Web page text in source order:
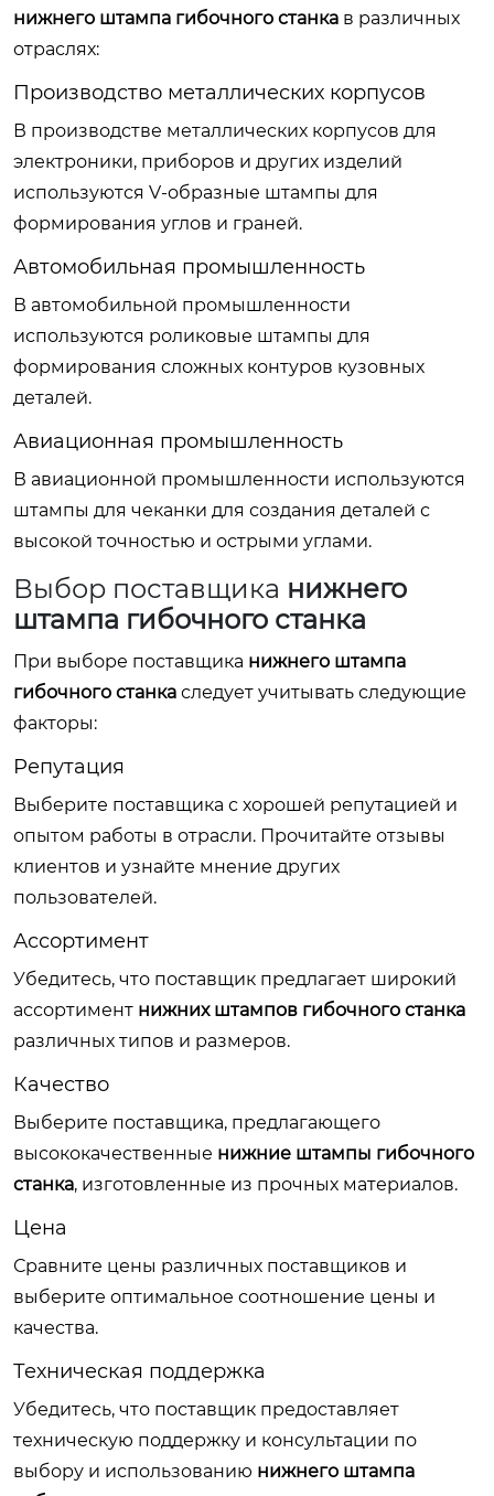
нижнего штампа гибочного станка в различных
отраслях:
Производство металлических корпусов
В производстве металлических корпусов для
электроники, приборов и других изделий
используются V-образные штампы для
формирования углов и граней.
Автомобильная промышленность
В автомобильной промышленности
используются роликовые штампы для
формирования сложных контуров кузовных
деталей.
Авиационная промышленность
В авиационной промышленности используются
штампы для чеканки для создания деталей с
высокой точностью и острыми углами.
Выбор поставщика нижнего
штампа гибочного станка
При выборе поставщика нижнего штампа
гибочного станка следует учитывать следующие
факторы:
Репутация
Выберите поставщика с хорошей репутацией и
опытом работы в отрасли. Прочитайте отзывы
клиентов и узнайте мнение других
пользователей.
Ассортимент
Убедитесь, что поставщик предлагает широкий
ассортимент нижних штампов гибочного станка
различных типов и размеров.
Качество
Выберите поставщика, предлагающего
высококачественные нижние штампы гибочного
станка, изготовленные из прочных материалов.
Цена
Сравните цены различных поставщиков и
выберите оптимальное соотношение цены и
качества.
Техническая поддержка
Убедитесь, что поставщик предоставляет
техническую поддержку и консультации по
выбору и использованию нижнего штампа